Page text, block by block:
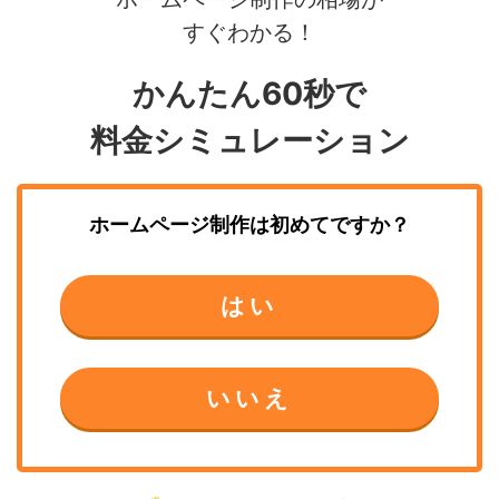
すぐわかる！
かんたん60秒で
料金シミュレーション
ホームページ制作は初めてですか？
はい
いいえ